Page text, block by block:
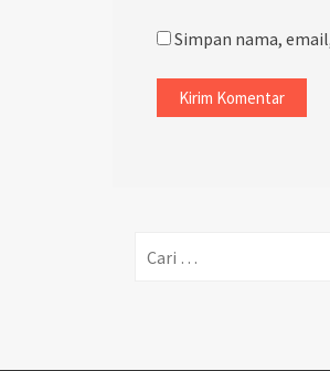
Simpan nama,
untuk: